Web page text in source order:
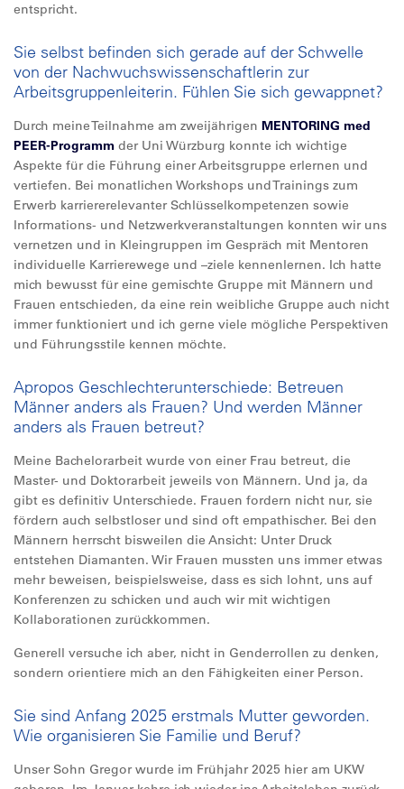
entspricht.
Sie selbst befinden sich gerade auf der Schwelle
von der Nachwuchswissenschaftlerin zur
Arbeitsgruppenleiterin. Fühlen Sie sich gewappnet?
Durch meine Teilnahme am zweijährigen MENTORING med
PEER-Programm der Uni Würzburg konnte ich wichtige
Aspekte für die Führung einer Arbeitsgruppe erlernen und
vertiefen. Bei monatlichen Workshops und Trainings zum
Erwerb karriererelevanter Schlüsselkompetenzen sowie
Informations- und Netzwerkveranstaltungen konnten wir uns
vernetzen und in Kleingruppen im Gespräch mit Mentoren
individuelle Karrierewege und –ziele kennenlernen. Ich hatte
mich bewusst für eine gemischte Gruppe mit Männern und
Frauen entschieden, da eine rein weibliche Gruppe auch nicht
immer funktioniert und ich gerne viele mögliche Perspektiven
und Führungsstile kennen möchte.
Apropos Geschlechterunterschiede: Betreuen
Männer anders als Frauen? Und werden Männer
anders als Frauen betreut?
Meine Bachelorarbeit wurde von einer Frau betreut, die
Master- und Doktorarbeit jeweils von Männern. Und ja, da
gibt es definitiv Unterschiede. Frauen fordern nicht nur, sie
fördern auch selbstloser und sind oft empathischer. Bei den
Männern herrscht bisweilen die Ansicht: Unter Druck
entstehen Diamanten. Wir Frauen mussten uns immer etwas
mehr beweisen, beispielsweise, dass es sich lohnt, uns auf
Konferenzen zu schicken und auch wir mit wichtigen
Kollaborationen zurückkommen.
Generell versuche ich aber, nicht in Genderrollen zu denken,
sondern orientiere mich an den Fähigkeiten einer Person.
Sie sind Anfang 2025 erstmals Mutter geworden.
Wie organisieren Sie Familie und Beruf?
Unser Sohn Gregor wurde im Frühjahr 2025 hier am UKW